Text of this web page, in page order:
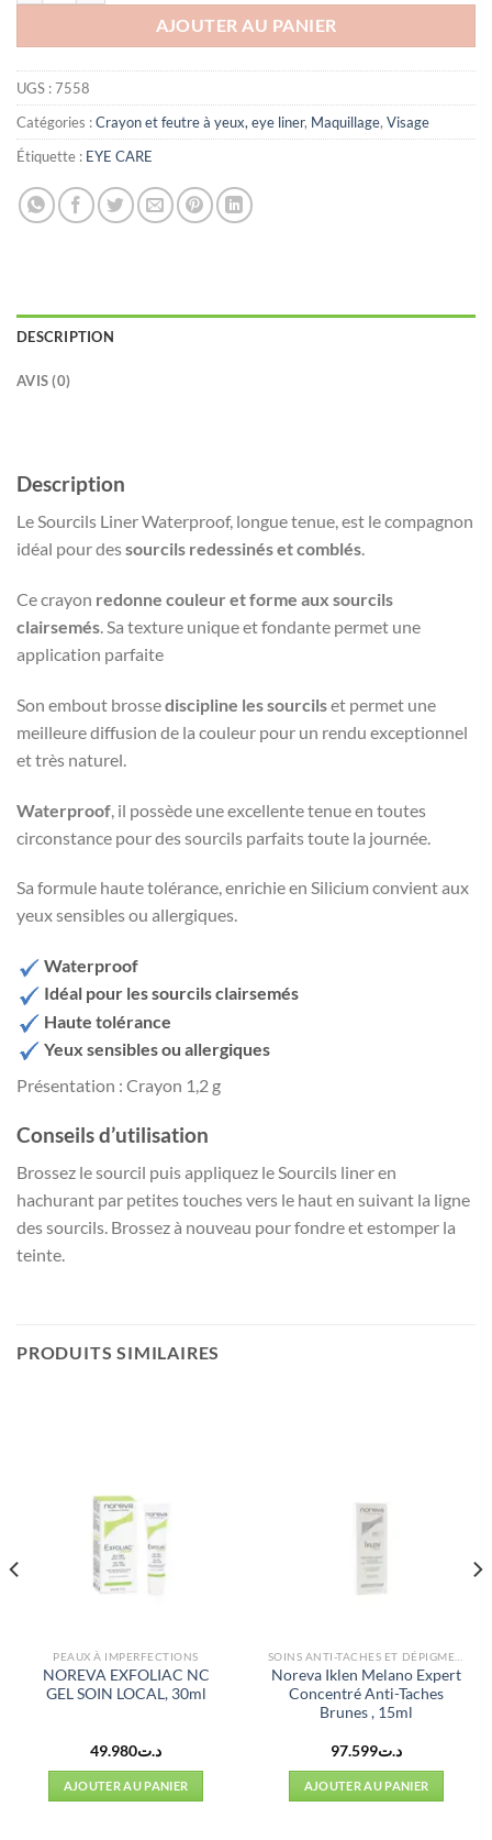
AJOUTER AU PANIER
UGS :7558
Catégories :Crayon et feutre à yeux, eye liner, Maquillage, Visage
Étiquette : EYE CARE
DESCRIPTION
AVIS (0)
Description
Le Sourcils Liner Waterproof, longue tenue, est le compagnon
idéal pour dessourcils redessinés et comblés.
Ce crayon redonne couleur et forme aux sourcils
clairsemés. Sa texture unique et fondante permet une
application parfaite
Son embout brossediscipline les sourcilset permet une
meilleure diffusion de la couleur pour un rendu exceptionnel
et très naturel.
Waterproof , il possède une excellente tenue en toutes
circonstance pour des sourcils parfaits toute la journée.
Sa formule haute tolérance, enrichie en Silicium convient aux
yeux sensibles ou allergiques.
Waterproof
Idéal pour les sourcils clairsemés
Haute tolérance
Yeux sensibles ou allergiques
Présentation : Crayon 1,2 g
Conseils d’utilisation
Brossez le sourcil puis appliquez le Sourcils liner en
hachurant par petites touches vers le haut en suivant la ligne
des sourcils. Brossez à nouveau pour fondre et estomper la
teinte.
PRODUITS SIMILAIRES
PEAUX À IMPERFECTIONS
NOREVA EXFOLIAC NC
GEL SOIN LOCAL, 30ml
د.ت49.980
AJOUTER AU PANIER
Noreva Iklen Melano Expert
Concentré Anti-Taches
Brunes , 15ml
د.ت97.599
AJOUTER AU PANIER